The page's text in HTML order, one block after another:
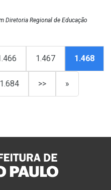
Diretoria Regional de Educação
1.467 1.468
1.684 >> »